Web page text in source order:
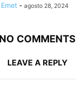
Emet - agosto 28, 2024
NO COMMENTS
LEAVE A REPLY